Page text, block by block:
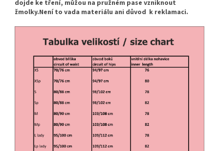
dojde ke tření, můžou na pružném pase vzniknout
žmolky.Není to vada materiálu ani důvod k reklamaci.